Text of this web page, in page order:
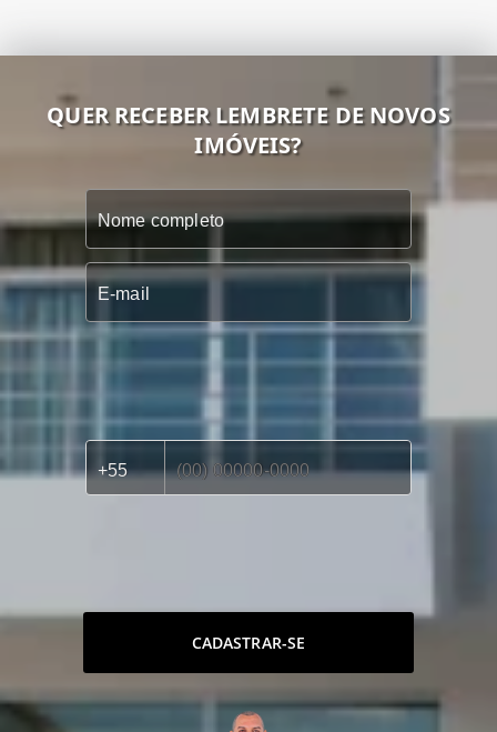
QUER RECEBER LEMBRETE DE NOVOS
IMÓVEIS?
CADASTRAR-SE